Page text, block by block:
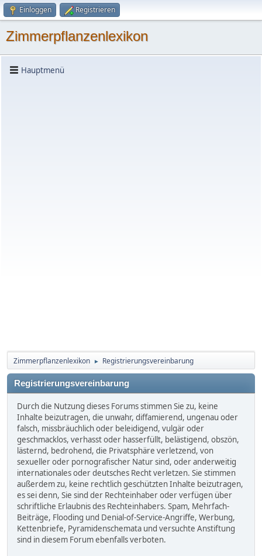
Einloggen Registrieren
Zimmerpflanzenlexikon
Hauptmenü
Zimmerpflanzenlexikon ► Registrierungsvereinbarung
Registrierungsvereinbarung
Durch die Nutzung dieses Forums stimmen Sie zu, keine
Inhalte beizutragen, die unwahr, diffamierend, ungenau oder
falsch, missbräuchlich oder beleidigend, vulgär oder
geschmacklos, verhasst oder hasserfüllt, belästigend, obszön,
lästernd, bedrohend, die Privatsphäre verletzend, von
sexueller oder pornografischer Natur sind, oder anderweitig
internationales oder deutsches Recht verletzen. Sie stimmen
außerdem zu, keine rechtlich geschützten Inhalte beizutragen,
es sei denn, Sie sind der Rechteinhaber oder verfügen über
schriftliche Erlaubnis des Rechteinhabers. Spam, Mehrfach-
Beiträge, Flooding und Denial-of-Service-Angriffe, Werbung,
Kettenbriefe, Pyramidenschemata und versuchte Anstiftung
sind in diesem Forum ebenfalls verboten.